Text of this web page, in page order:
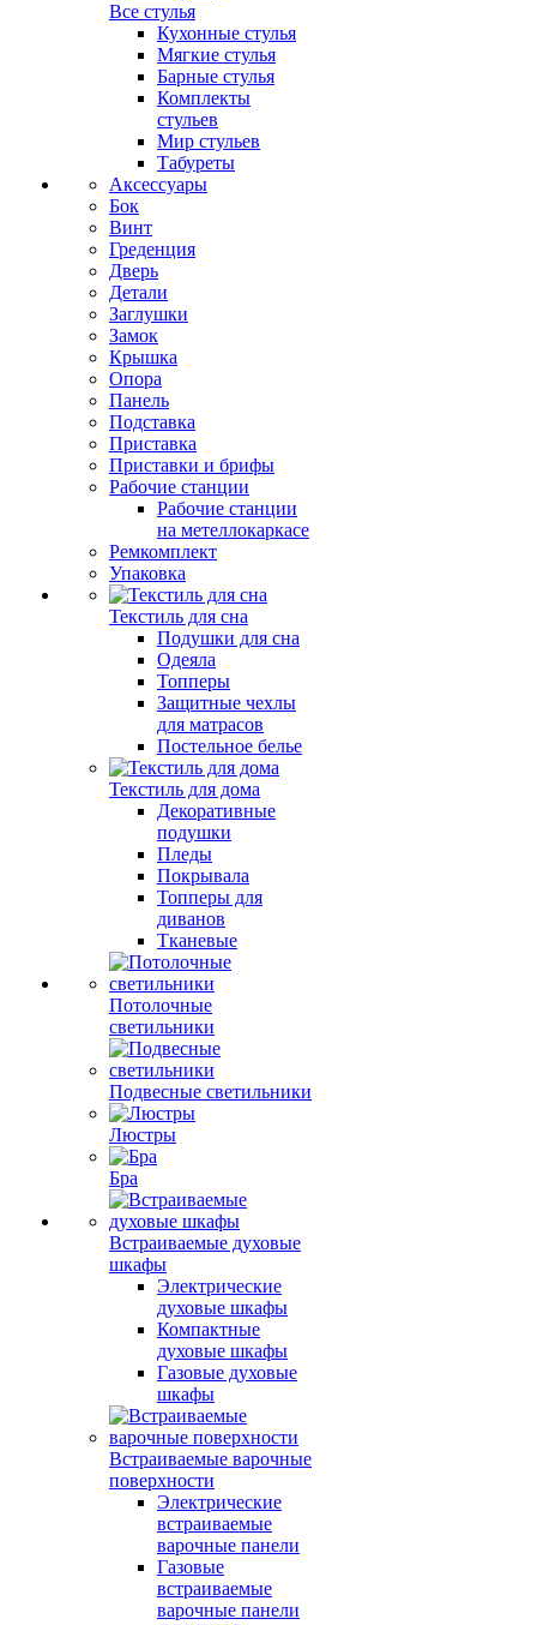
Все стулья
Кухонные стулья
Мягкие стулья
Барные стулья
Комплекты
стульев
Мир стульев
Табуреты
Аксессуары
Бок
Винт
Греденция
Дверь
Детали
Заглушки
Замок
Крышка
Опора
Панель
Подставка
Приставка
Приставки и брифы
Рабочие станции
Рабочие станции
на метеллокаркасе
Ремкомплект
Упаковка
Текстиль для сна
Подушки для сна
Одеяла
Топперы
Защитные чехлы
для матрасов
Постельное белье
Текстиль для дома
Декоративные
подушки
Пледы
Покрывала
Топперы для
диванов
Тканевые
Потолочные
светильники
Подвесные светильники
Люстры
Бра
Встраиваемые духовые
шкафы
Электрические
духовые шкафы
Компактные
духовые шкафы
Газовые духовые
шкафы
Встраиваемые варочные
поверхности
Электрические
встраиваемые
варочные панели
Газовые
встраиваемые
варочные панели